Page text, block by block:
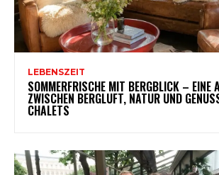
LEBENSZEIT
SOMMERFRISCHE MIT BERGBLICK – EINE
ZWISCHEN BERGLUFT, NATUR UND
CHALETS